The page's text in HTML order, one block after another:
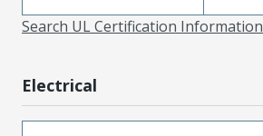
Search UL Certification Information
Electrical